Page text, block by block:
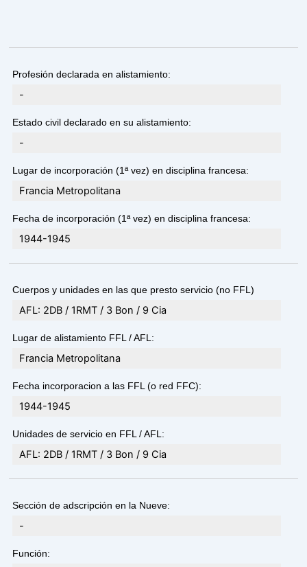
Profesión declarada en alistamiento:
-
Estado civil declarado en su alistamiento:
-
Lugar de incorporación (1ª vez) en disciplina francesa:
Francia Metropolitana
Fecha de incorporación (1ª vez) en disciplina francesa:
1944-1945
Cuerpos y unidades en las que presto servicio (no FFL)
AFL: 2DB / 1RMT / 3 Bon / 9 Cia
Lugar de alistamiento FFL / AFL:
Francia Metropolitana
Fecha incorporacion a las FFL (o red FFC):
1944-1945
Unidades de servicio en FFL / AFL:
AFL: 2DB / 1RMT / 3 Bon / 9 Cia
Sección de adscripción en la Nueve:
-
Función: